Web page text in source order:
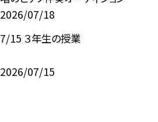
2026/07/18
7/15 ３年生の授業
2026/07/15